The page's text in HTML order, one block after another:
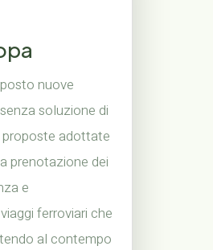
nuove
soluzione di
adottate
prenotazione dei
e
ferroviari che
al contempo